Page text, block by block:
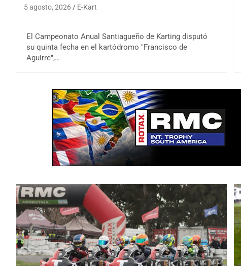
5 agosto, 2026 E-Kart
El Campeonato Anual Santiagueño de Karting disputó
su quinta fecha en el kartódromo "Francisco de
Aguirre",…